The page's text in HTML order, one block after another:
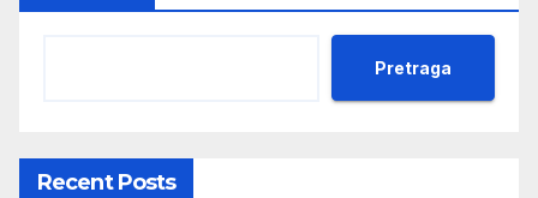
Pretraga
Recent Posts